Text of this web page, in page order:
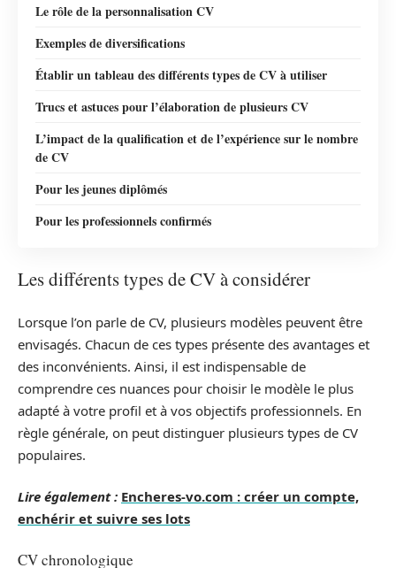
Le rôle de la personnalisation CV
Exemples de diversifications
Établir un tableau des différents types de CV à utiliser
Trucs et astuces pour l’élaboration de plusieurs CV
L’impact de la qualification et de l’expérience sur le nombre
de CV
Pour les jeunes diplômés
Pour les professionnels confirmés
Les différents types de CV à considérer
Lorsque l’on parle de CV, plusieurs modèles peuvent être
envisagés. Chacun de ces types présente des avantages et
des inconvénients. Ainsi, il est indispensable de
comprendre ces nuances pour choisir le modèle le plus
adapté à votre profil et à vos objectifs professionnels. En
règle générale, on peut distinguer plusieurs types de CV
populaires.
Lire également : Encheres-vo.com : créer un compte,
enchérir et suivre ses lots
CV chronologique